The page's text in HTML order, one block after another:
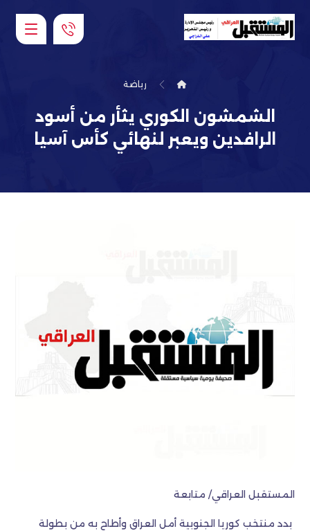
رياضة
الشمشون الكوري يثأر من أسود
الرافدين ويعبر لنهائي كأس آسيا
المستقبل العراقي/ متابعة
بدد منتخب كوريا الجنوبية أمل العراق وأطاح به من بطولة